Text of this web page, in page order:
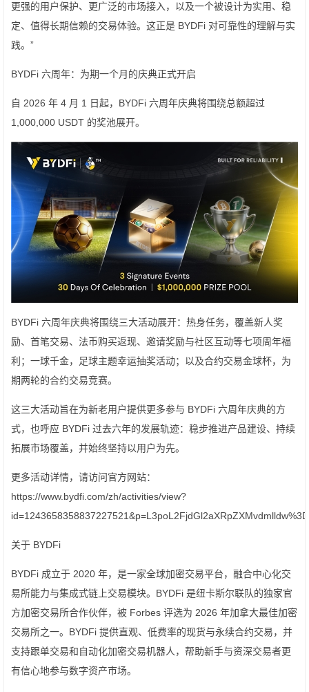
更强的用户保护、更广泛的市场接入，以及一个被设计为实用、稳
定、值得长期信赖的交易体验。这正是 BYDFi 对可靠性的理解与实
践。”
BYDFi 六周年：为期一个月的庆典正式开启
自 2026 年 4 月 1 日起，BYDFi 六周年庆典将围绕总额超过
1,000,000 USDT 的奖池展开。
BYDFi 六周年庆典将围绕三大活动展开：热身任务，覆盖新人奖
励、首笔交易、法币购买返现、邀请奖励与社区互动等七项周年福
利；一球千金，足球主题幸运抽奖活动；以及合约交易金球杯，为
期两轮的合约交易竞赛。
这三大活动旨在为新老用户提供更多参与 BYDFi 六周年庆典的方
式，也呼应 BYDFi 过去六年的发展轨迹：稳步推进产品建设、持续
拓展市场覆盖，并始终坚持以用户为先。
更多活动详情，请访问官方网站：
https://www.bydfi.com/zh/activities/view?
关于 BYDFi
BYDFi 成立于 2020 年，是一家全球加密交易平台，融合中心化交
易所能力与集成式链上交易模块。BYDFi 是纽卡斯尔联队的独家官
方加密交易所合作伙伴，被 Forbes 评选为 2026 年加拿大最佳加密
交易所之一。BYDFi 提供直观、低费率的现货与永续合约交易，并
支持跟单交易和自动化加密交易机器人，帮助新手与资深交易者更
有信心地参与数字资产市场。